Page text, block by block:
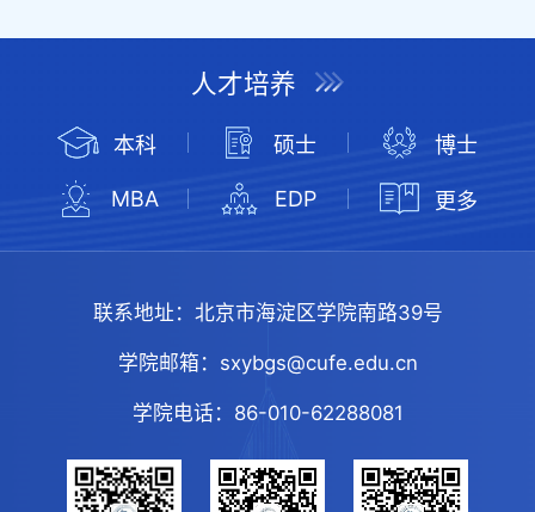
人才培养
本科 硕士 博士
MBA EDP 更多
联系地址： 北京市海淀区学院南路39号
学院邮箱： sxybgs@cufe.edu.cn
学院电话： 86-010-62288081